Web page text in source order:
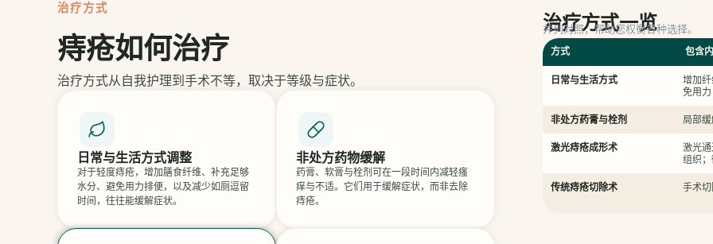
治疗方式
痔疮如何治疗
治疗方式从自我护理到手术不等，取决于等级与症状。
日常与生活方式调整
对于轻度痔疮，增加膳食纤维、补充足够
水分、避免用力排便，以及减少如厕逗留
时间，往往能缓解症状。
非处方药物缓解
药膏、软膏与栓剂可在一段时间内减轻瘙
痒与不适。它们用于缓解症状，而非去除
痔疮。
治疗方式一览
并列对照，帮助您权衡各种选择。
方式 包含
日常与生活方式
增加
免用力
非处方药膏与栓剂 局部
激光痔疮成形术
激光
组织
传统痔疮切除术 手术切